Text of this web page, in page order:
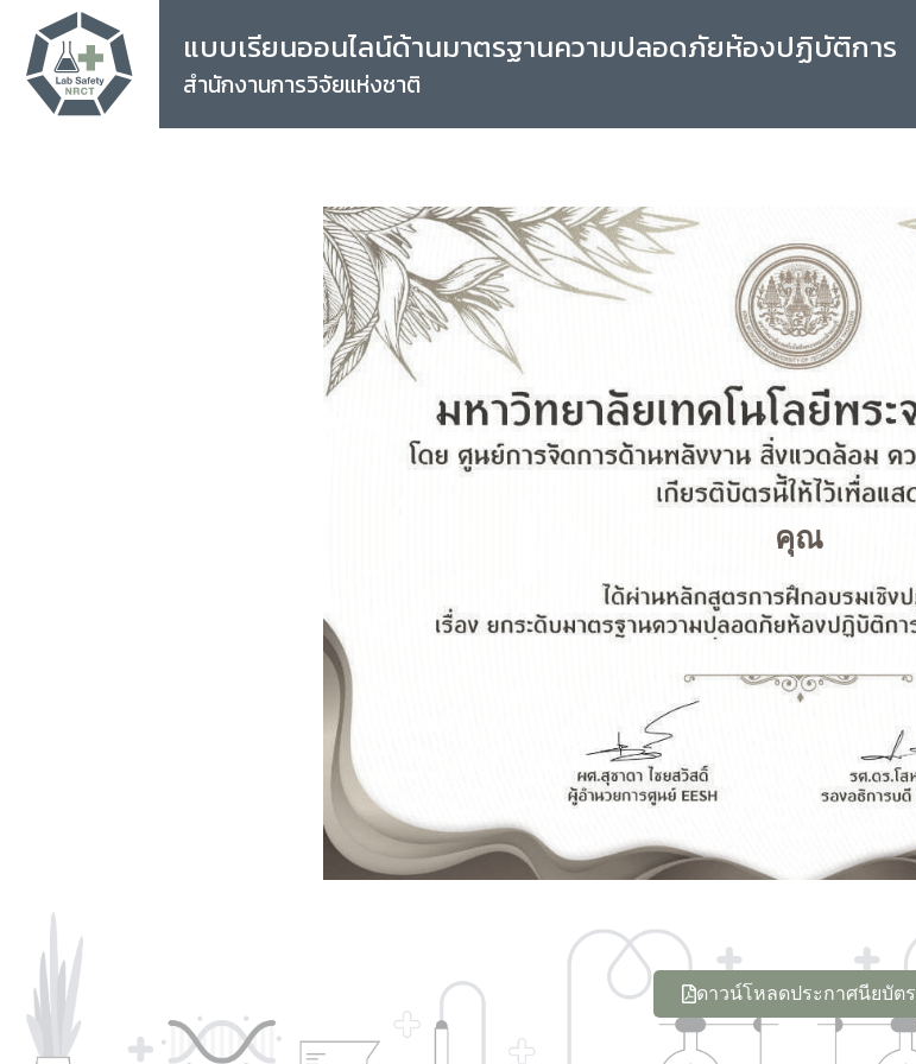
แบบเรียนออนไลน์ด้านมาตรฐานความปลอดภัยห้องปฏิบัติการ
สำนักงานการวิจัยแห่งชาติ
คุณ
ดาวน์โหลดประกาศนียบัตร